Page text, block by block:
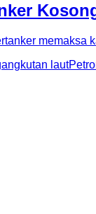
memaksa
laut